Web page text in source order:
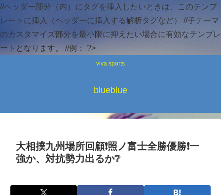
//ヘッダー部分（内）にタグを挿入したいときは、このテンプ
レートに挿入（ヘッダーに挿入する解析タグなど） //子テーマ
のカスタマイズ部分を最小限に抑えたい場合に有効なテンプレ
ートとなります。 //例：
?>
viva sports
blueblue
大相撲九州場所回顧❗照ノ富士全勝優勝❗一
強か、対抗勢力出るか❔